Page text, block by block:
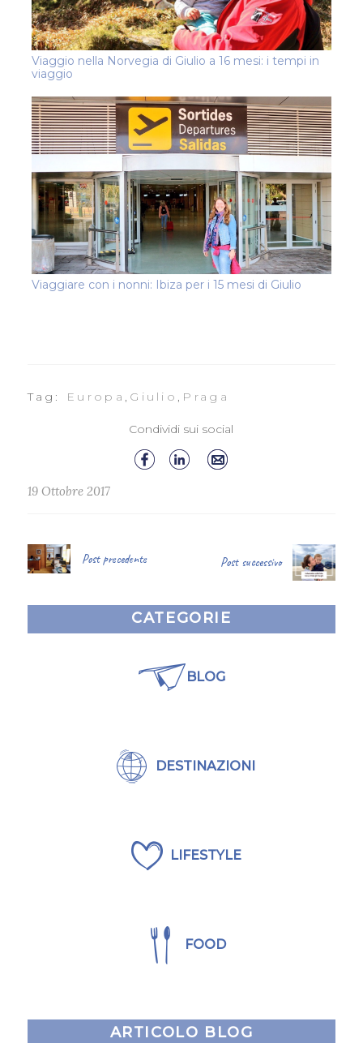
Viaggio nella Norvegia di Giulio a 16 mesi: i tempi in
viaggio
Viaggiare con i nonni: Ibiza per i 15 mesi di Giulio
Tag: Europa , Giulio , Praga
Condividi sui social
19 Ottobre 2017
Post precedente Post successivo
CATEGORIE
BLOG
DESTINAZIONI
LIFESTYLE
FOOD
ARTICOLO BLOG